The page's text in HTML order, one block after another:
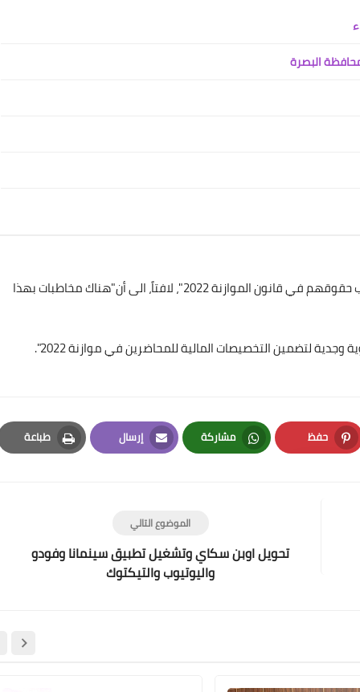
وأضاف "سنعمل على تضمين مادة تنظم عملية تثبيت واحتساب حقوقهم في قانون الموازنة 2022"، لافتاً، الى أن"هناك مخاطبات بهذا
لتضمين التخصيصات المالية للمحاضرين في موازنة 2022".
حفظ
Pinterest
مشاركة
Whatsapp
إرسال
Email
طباعة
Print
الموضوع التالي
تحويل اوبن سكاي وتشغيل تطبيق سينمانا وفودو
واليوتيوب والتيكتوك
04 فبراير 2021